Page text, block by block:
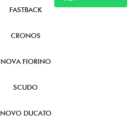
FASTBACK
CRONOS
NOVA FIORINO
SCUDO
NOVO DUCATO